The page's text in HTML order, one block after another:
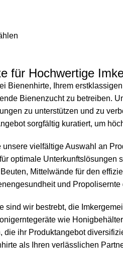
für Hochwertige
Bienenhirte, Ihrem
Bienenzucht zu betreiben.
zu unterstützen und zu
sorgfältig kuratiert, um
unsere vielfältige Auswahl an
für optimale Unterkunftslösungen
Mittelwände für den
und Propolisernte
sind wir bestrebt, die
wie Honigbehälter
die ihr Produktangebot
als Ihren verlässlichen